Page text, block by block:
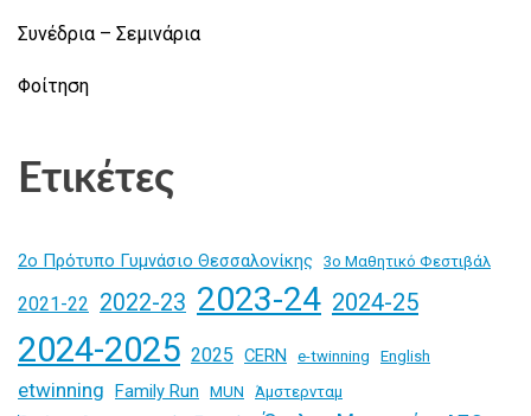
Συνέδρια – Σεμινάρια
Φοίτηση
Ετικέτες
2ο Πρότυπο Γυμνάσιο Θεσσαλονίκης 3ο Μαθητικό Φεστιβάλ
2021-22 2022-23 2023-24 2024-25
2024-2025 2025 CERN e-twinning English
etwinning Family Run MUN Άμστερνταμ